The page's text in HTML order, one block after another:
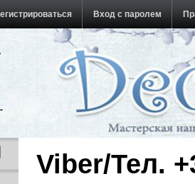
Вход с паролем
Viber/Тел.